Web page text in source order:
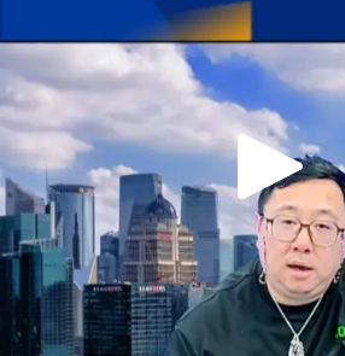
Play
Video